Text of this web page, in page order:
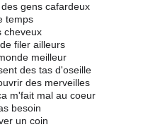
gens cafardeux
temps
cheveux
filer ailleurs
meilleur
des tas d'oseille
des merveilles
m'fait mal au coeur
besoin
un coin